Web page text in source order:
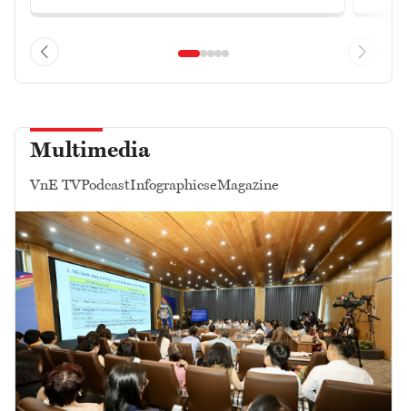
Multimedia
VnE TVPodcastInfographicseMagazine